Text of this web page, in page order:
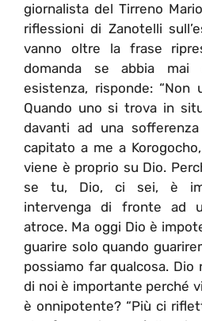
giornalista del Tirreno
riflessioni di Zanotelli
vanno oltre la frase
domanda se abbia mai
esistenza, risponde:
Quando uno si trova in
davanti ad una
capitato a me a
viene è proprio su Dio.
se tu, Dio, ci sei, è
intervenga di fronte ad
atroce. Ma oggi Dio è
guarire solo quando
possiamo far qualcosa. Dio
di noi è importante perché
è onnipotente? “Più ci